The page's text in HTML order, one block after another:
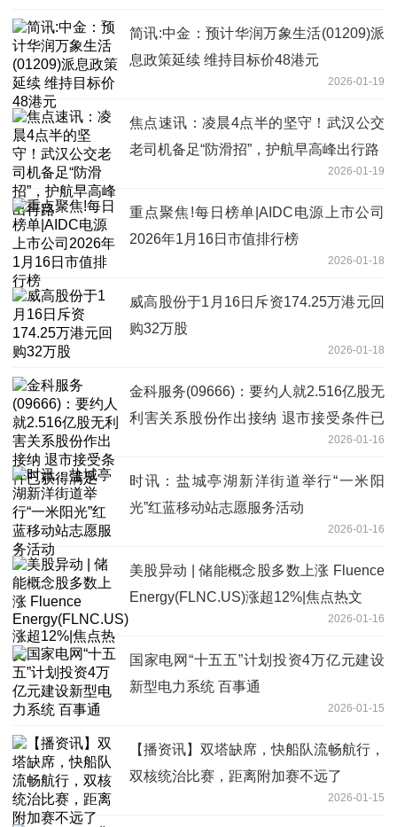
简讯:中金：预计华润万象生活(01209)派
息政策延续 维持目标价48港元
2026-01-19
焦点速讯：凌晨4点半的坚守！武汉公交
老司机备足“防滑招”，护航早高峰出行路
2026-01-19
重点聚焦!每日榜单|AIDC电源上市公司
2026年1月16日市值排行榜
2026-01-18
威高股份于1月16日斥资174.25万港元回
购32万股
2026-01-18
金科服务(09666)：要约人就2.516亿股无
利害关系股份作出接纳 退市接受条件已
2026-01-16
时讯：盐城亭湖新洋街道举行“一米阳
光”红蓝移动站志愿服务活动
2026-01-16
美股异动 | 储能概念股多数上涨 Fluence
Energy(FLNC.US)涨超12%|焦点热文
2026-01-16
国家电网“十五五”计划投资4万亿元建设
新型电力系统 百事通
2026-01-15
【播资讯】双塔缺席，快船队流畅航行，
双核统治比赛，距离附加赛不远了
2026-01-15